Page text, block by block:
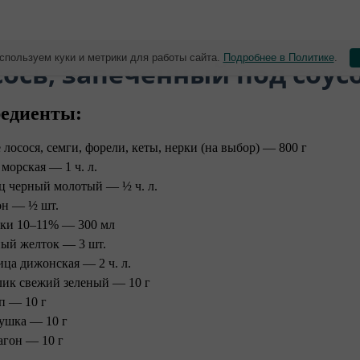
запеченный под
семги, форели, кеты, нерки (на выбор) — 800 г
— 1 ч. л.
черный молотый — ½ ч. л.
— ½ шт.
10–11% — 300 мл
желток — 3 шт.
дижонская — 2 ч. л.
свежий зеленый — 10 г
— 10 г
— 10 г
— 10 г
куки и метрики для работы сайта. Подробнее в Политике.